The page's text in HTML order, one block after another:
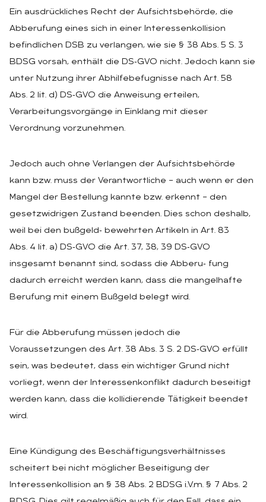
Ein ausdrückliches Recht der Aufsichtsbehörde, die
Abberufung eines sich in einer Interessenkollision
befindlichen DSB zu verlangen, wie sie § 38 Abs. 5 S. 3
BDSG vorsah, enthält die DS‑GVO nicht. Jedoch kann sie
unter Nutzung ihrer Abhilfebefugnisse nach Art. 58
Abs. 2 lit. d) DS‑GVO die Anweisung erteilen,
Verarbeitungsvorgänge in Einklang mit dieser
Verordnung vorzunehmen.
Jedoch auch ohne Verlangen der Aufsichtsbehörde
kann bzw. muss der Verantwortliche – auch wenn er den
Mangel der Bestellung kannte bzw. erkennt – den
gesetzwidrigen Zustand beenden. Dies schon deshalb,
weil bei den bußgeld‑ bewehrten Artikeln in Art. 83
Abs. 4 lit. a) DS‑GVO die Art. 37, 38, 39 DS‑GVO
insgesamt benannt sind, sodass die Abberu‑ fung
dadurch erreicht werden kann, dass die mangelhafte
Berufung mit einem Bußgeld belegt wird.
Für die Abberufung müssen jedoch die
Voraussetzungen des Art. 38 Abs. 3 S. 2 DS‑GVO erfüllt
sein, was bedeutet, dass ein wichtiger Grund nicht
vorliegt, wenn der Interessenkonflikt dadurch beseitigt
werden kann, dass die kollidierende Tätigkeit beendet
wird.
Eine Kündigung des Beschäftigungsverhältnisses
scheitert bei nicht möglicher Beseitigung der
Interessenkollision an § 38 Abs. 2 BDSG i.V.m. § 7 Abs. 2